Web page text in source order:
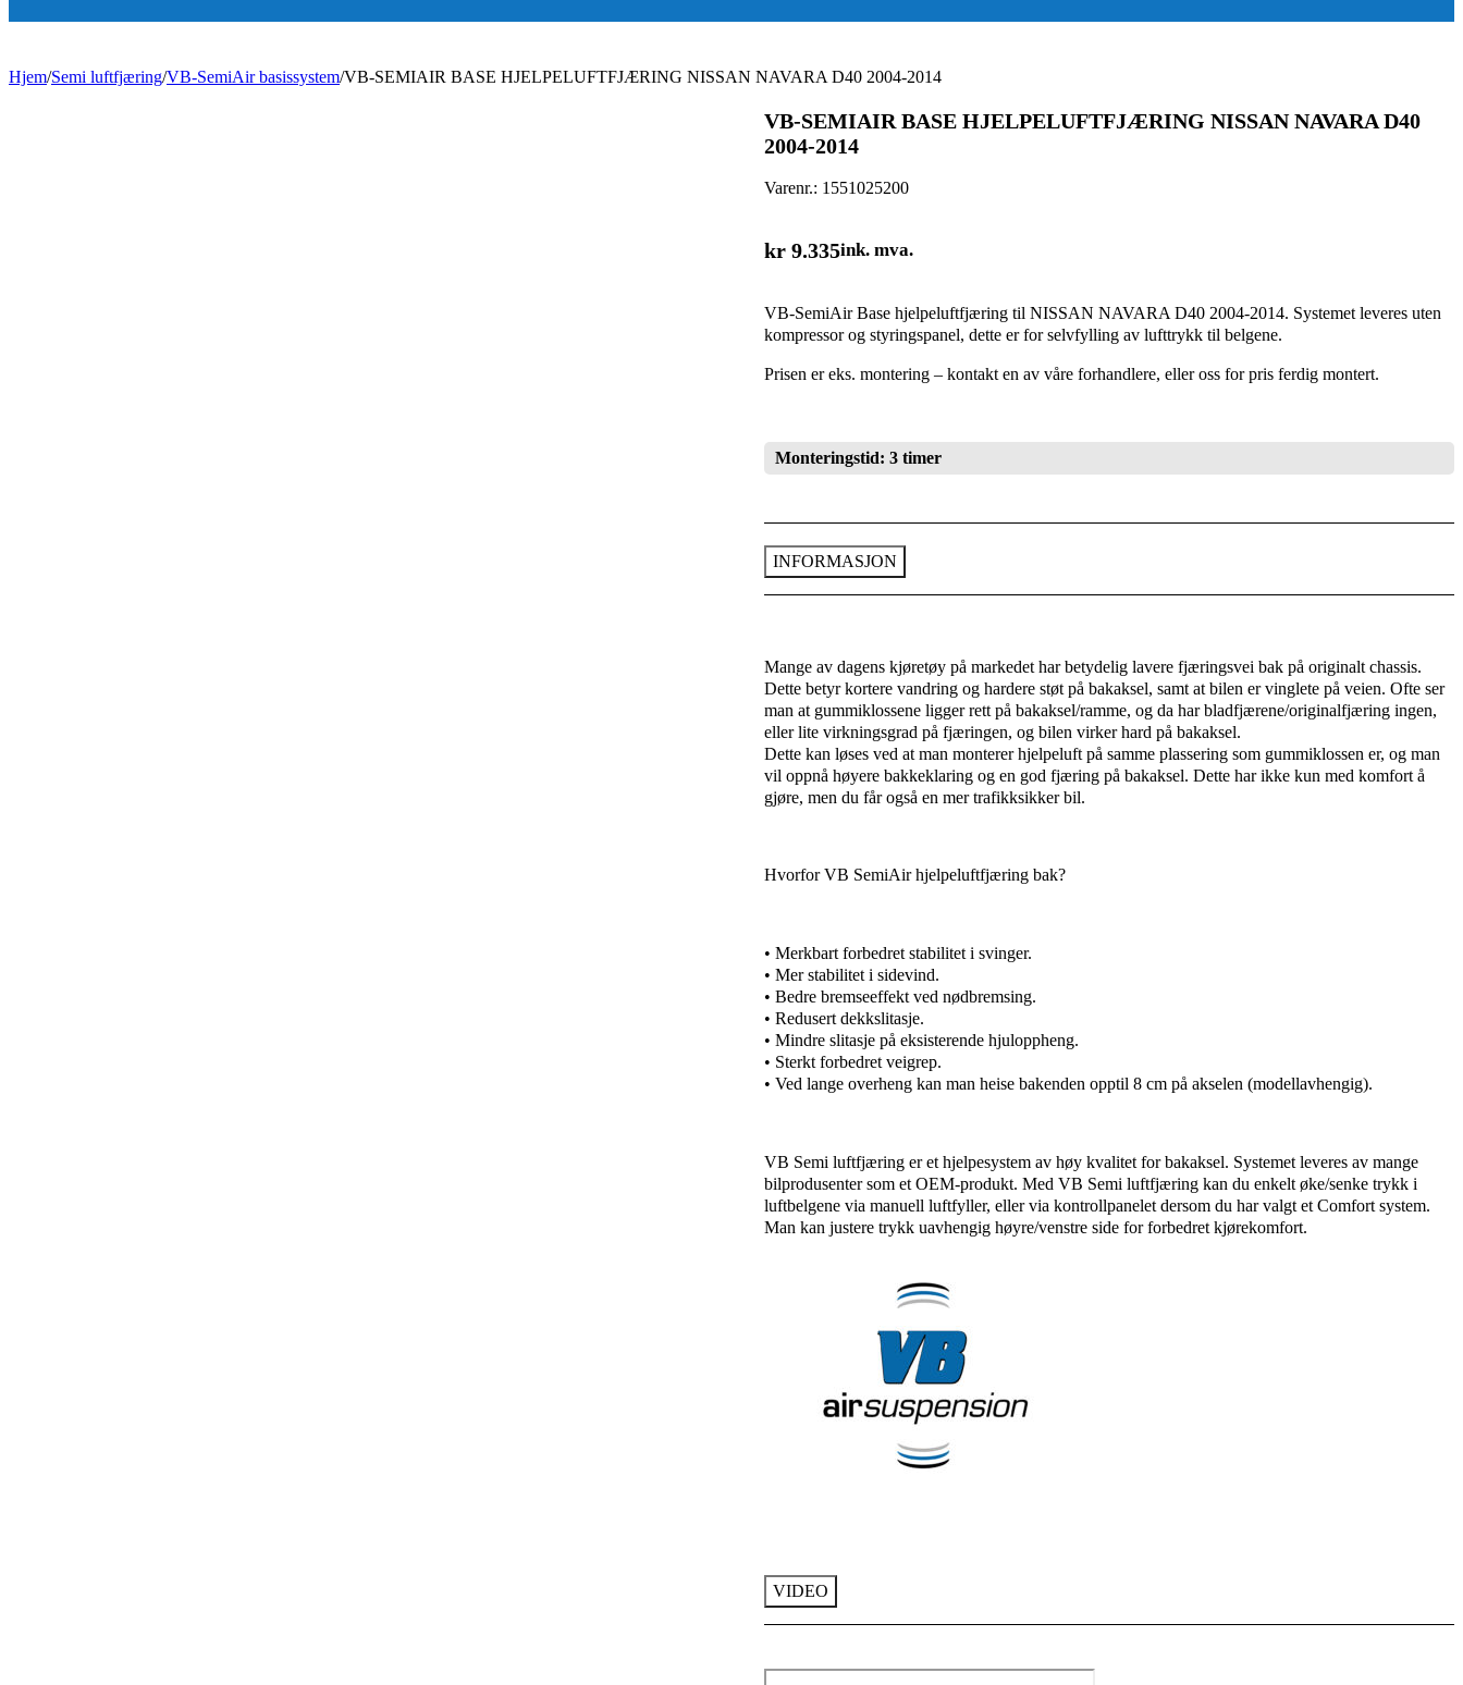
Hjem/Semi luftfjæring/VB-SemiAir basissystem/VB-SEMIAIR BASE HJELPELUFTFJÆRING NISSAN NAVARA D40 2004-2014
VB-SEMIAIR BASE HJELPELUFTFJÆRING NISSAN NAVARA D40
2004-2014
Varenr.: 1551025200
kr9.335ink. mva.
VB-SemiAir Base hjelpeluftfjæring til NISSAN NAVARA D40 2004-2014. Systemet leveres uten
kompressor og styringspanel, dette er for selvfylling av lufttrykk til belgene.
Prisen er eks. montering – kontakt en av våre forhandlere, eller oss for pris ferdig montert.
Monteringstid: 3 timer
INFORMASJON
Mange av dagens kjøretøy på markedet har betydelig lavere fjæringsvei bak på originalt chassis.
Dette betyr kortere vandring og hardere støt på bakaksel, samt at bilen er vinglete på veien. Ofte ser
man at gummiklossene ligger rett på bakaksel/ramme, og da har bladfjærene/originalfjæring ingen,
eller lite virkningsgrad på fjæringen, og bilen virker hard på bakaksel.
Dette kan løses ved at man monterer hjelpeluft på samme plassering som gummiklossen er, og man
vil oppnå høyere bakkeklaring og en god fjæring på bakaksel. Dette har ikke kun med komfort å
gjøre, men du får også en mer trafikksikker bil.
Hvorfor VB SemiAir hjelpeluftfjæring bak?
• Merkbart forbedret stabilitet i svinger.
• Mer stabilitet i sidevind.
• Bedre bremseeffekt ved nødbremsing.
• Redusert dekkslitasje.
• Mindre slitasje på eksisterende hjuloppheng.
• Sterkt forbedret veigrep.
• Ved lange overheng kan man heise bakenden opptil 8 cm på akselen (modellavhengig).
VB Semi luftfjæring er et hjelpesystem av høy kvalitet for bakaksel. Systemet leveres av mange
bilprodusenter som et OEM-produkt. Med VB Semi luftfjæring kan du enkelt øke/senke trykk i
luftbelgene via manuell luftfyller, eller via kontrollpanelet dersom du har valgt et Comfort system.
Man kan justere trykk uavhengig høyre/venstre side for forbedret kjørekomfort.
VIDEO